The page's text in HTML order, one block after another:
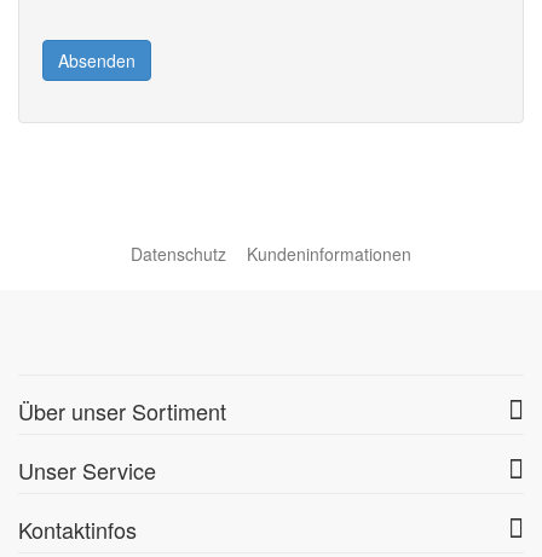
Absenden
Datenschutz Kundeninformationen
Über unser Sortiment
Unser Service
Kontaktinfos